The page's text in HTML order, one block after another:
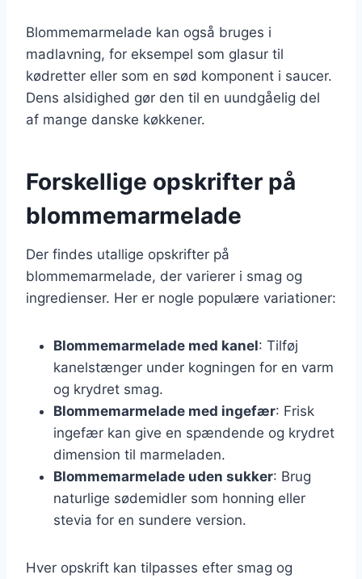
Blommemarmelade kan også bruges i
madlavning, for eksempel som glasur til
kødretter eller som en sød komponent i saucer.
Dens alsidighed gør den til en uundgåelig del
af mange danske køkkener.
Forskellige opskrifter på
blommemarmelade
Der findes utallige opskrifter på
blommemarmelade, der varierer i smag og
ingredienser. Her er nogle populære variationer:
Blommemarmelade med kanel: Tilføj
kanelstænger under kogningen for en varm
og krydret smag.
Blommemarmelade med ingefær: Frisk
ingefær kan give en spændende og krydret
dimension til marmeladen.
Blommemarmelade uden sukker: Brug
naturlige sødemidler som honning eller
stevia for en sundere version.
Hver opskrift kan tilpasses efter smag og